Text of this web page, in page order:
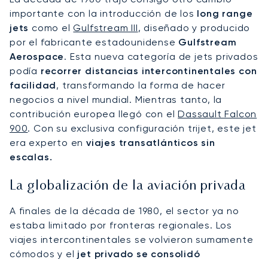
importante con la introducción de los long range
jets como elGulfstream III, diseñado y producido
por el fabricante estadounidense Gulfstream
Aerospace. Esta nueva categoría de jets privados
podía recorrer distancias intercontinentales con
facilidad, transformando la forma de hacer
negocios a nivel mundial. Mientras tanto, la
contribución europea llegó con elDassault Falcon
900. Con su exclusiva configuración trijet, este jet
era experto enviajes transatlánticos sin
escalas.
La globalización de la aviación privada
A finales de la década de 1980, el sector ya no
estaba limitado por fronteras regionales. Los
viajes intercontinentales se volvieron sumamente
cómodos y el jet privado se consolidó